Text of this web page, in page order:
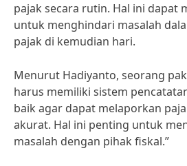
pajak secara rutin. Hal ini dapat
untuk menghindari masalah
pajak di kemudian hari.
Menurut Hadiyanto, seorang
harus memiliki sistem
baik agar dapat melaporkan
akurat. Hal ini penting untuk
masalah dengan pihak fiskal.”